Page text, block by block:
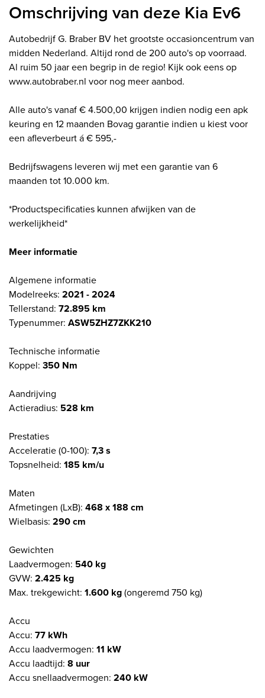
Omschrijving van deze Kia Ev6
Autobedrijf G. Braber BV het grootste occasioncentrum van
midden Nederland. Altijd rond de 200 auto's op voorraad.
Al ruim 50 jaar een begrip in de regio! Kijk ook eens op
www.autobraber.nl voor nog meer aanbod.
Alle auto's vanaf € 4.500,00 krijgen indien nodig een apk
keuring en 12 maanden Bovag garantie indien u kiest voor
een afleverbeurt á € 595,-
Bedrijfswagens leveren wij met een garantie ​van 6
maanden tot 10.000 km.
*Productspecificaties kunnen afwijken van de
werkelijkheid*
Meer informatie
Algemene informatie
Modelreeks: 2021 - 2024
Tellerstand: 72.895 km
Typenummer: ASW5ZHZ7ZKK210
Technische informatie
Koppel: 350 Nm
Aandrijving
Actieradius: 528 km
Prestaties
Acceleratie (0-100): 7,3 s
Topsnelheid: 185 km/u
Maten
Afmetingen (LxB): 468 x 188 cm
Wielbasis: 290 cm
Gewichten
Laadvermogen: 540 kg
GVW: 2.425 kg
Max. trekgewicht: 1.600 kg(ongeremd 750 kg)
Accu
Accu: 77 kWh
Accu laadvermogen: 11 kW
Accu laadtijd: 8 uur
Accu snellaadvermogen: 240 kW